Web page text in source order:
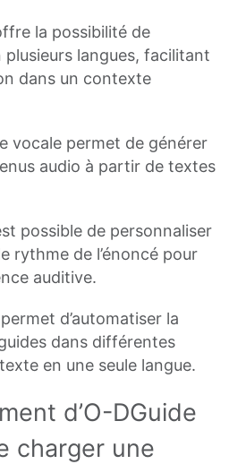
la possibilité de
langues, facilitant
dans un contexte
vocale permet de générer
audio à partir de textes
possible de personnaliser
rythme de l’énoncé pour
auditive.
d’automatiser la
dans différentes
en une seule langue.
d’O-DGuide
charger une